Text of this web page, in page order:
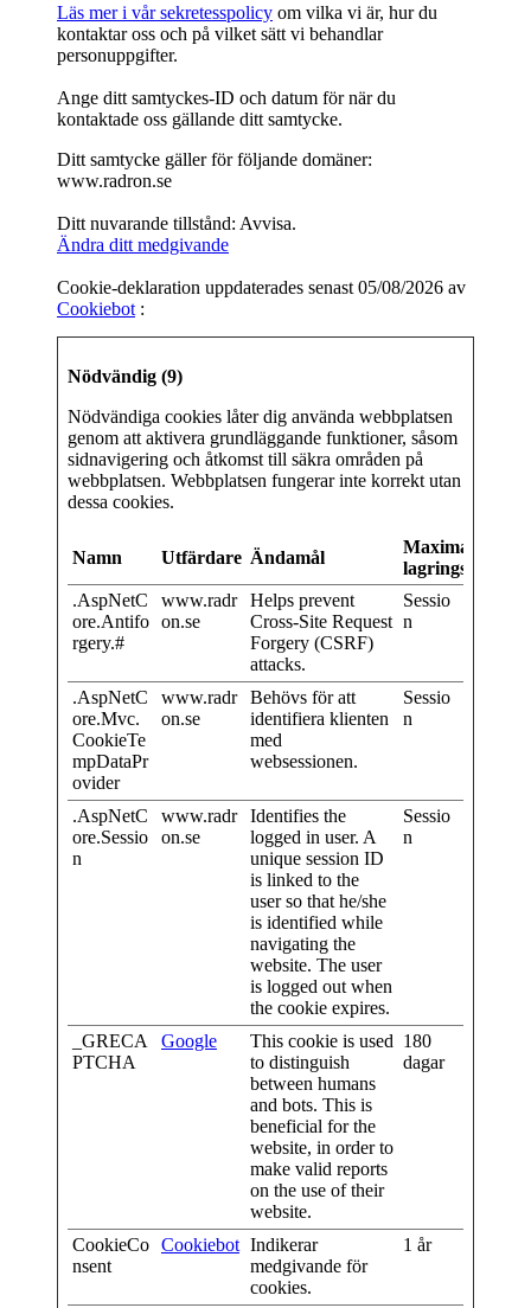
Läs mer i vår sekretesspolicy om vilka vi är, hur du
kontaktar oss och på vilket sätt vi behandlar
personuppgifter.
Ange ditt samtyckes-ID och datum för när du
kontaktade oss gällande ditt samtycke.
Ditt samtycke gäller för följande domäner:
www.radron.se
Ditt nuvarande tillstånd: Avvisa.
Ändra ditt medgivande
Cookie-deklaration uppdaterades senast 05/08/2026 av
Cookiebot :
Nödvändig (9)
Nödvändiga cookies låter dig använda webbplatsen
genom att aktivera grundläggande funktioner, såsom
sidnavigering och åtkomst till säkra områden på
webbplatsen. Webbplatsen fungerar inte korrekt utan
dessa cookies.
Namn Utfärdare Ändamål
Maximal
lagringstid
.AspNetC
ore.Antifo
rgery.#
www.radr
on.se
Helps prevent
Cross-Site Request
Forgery (CSRF)
attacks.
Sessio
n
.AspNetC
ore.Mvc.
CookieTe
mpDataPr
ovider
www.radr
on.se
Behövs för att
identifiera klienten
med
websessionen.
Sessio
n
.AspNetC
ore.Sessio
n
www.radr
on.se
Identifies the
logged in user. A
unique session ID
is linked to the
user so that he/she
is identified while
navigating the
website. The user
is logged out when
the cookie expires.
Sessio
n
_GRECA
PTCHA
Google
This cookie is used
to distinguish
between humans
and bots. This is
beneficial for the
website, in order to
make valid reports
on the use of their
website.
180
dagar
CookieCo
nsent
Cookiebot Indikerar
medgivande för
cookies.
1 år